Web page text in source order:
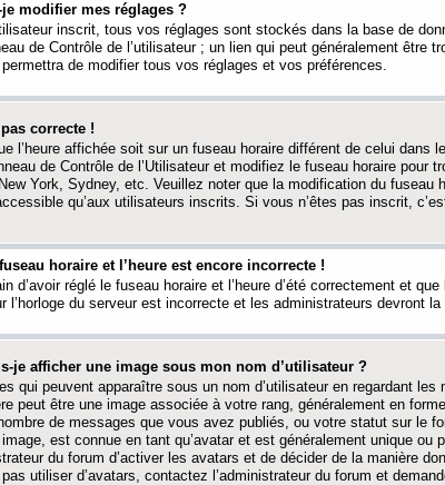
modifier mes réglages ?
inscrit, tous vos réglages sont stockés dans la base de
de Contrôle de l’utilisateur ; un lien qui peut généralement être
de modifier tous vos réglages et vos préférences.
pas correcte !
l’heure affichée soit sur un fuseau horaire différent de celui dans
de Contrôle de l’Utilisateur et modifiez le fuseau horaire pour
York, Sydney, etc. Veuillez noter que la modification du fuseau
qu’aux utilisateurs inscrits. Si vous n’êtes pas inscrit,
horaire et l’heure est encore incorrecte !
d’avoir réglé le fuseau horaire et l’heure d’été correctement et
l’horloge du serveur est incorrecte et les administrateurs devront la
je afficher une image sous mon nom d’utilisateur ?
qui peuvent apparaître sous un nom d’utilisateur en regardant
peut être une image associée à votre rang, généralement en
de messages que vous avez publiés, ou votre statut sur le
est connue en tant qu’avatar et est généralement unique ou
du forum d’activer les avatars et de décider de la manière
utiliser d’avatars, contactez l’administrateur du forum et